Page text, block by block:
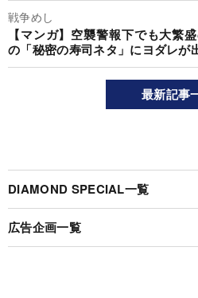
戦争めし
【マンガ】空襲警報下でも大繁
の「秘密の寿司ネタ」にヨダレが
最新記事
DIAMOND SPECIAL一覧
広告企画一覧